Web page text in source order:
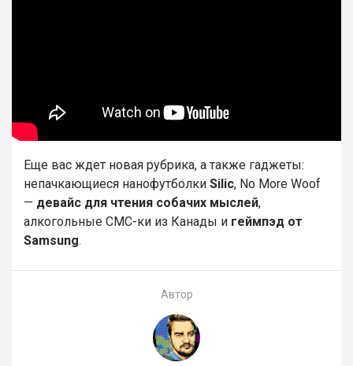
Еще вас ждет новая рубрика, а также гаджеты:
непачкающиеся нанофутболки Silic, No More Woof
— девайс для чтения собачих мыслей,
алкогольные СМС-ки из Канады и геймпэд от
Samsung.
Автор